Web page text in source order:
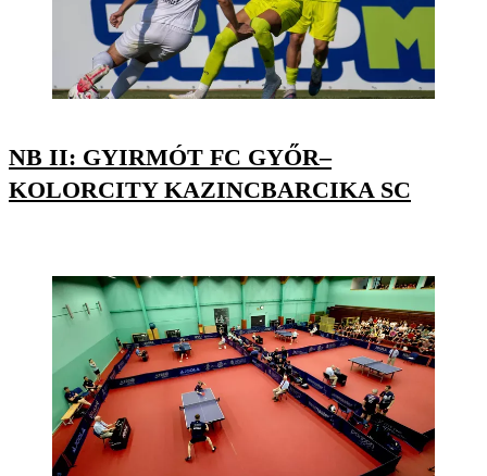
NB II: GYIRMÓT FC GYŐR–
KOLORCITY KAZINCBARCIKA SC